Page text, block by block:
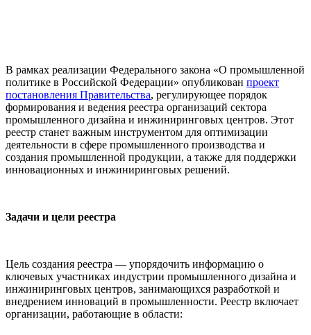
В рамках реализации Федерального закона «О промышленной
политике в Российской Федерации» опубликован проект
постановления Правительства, регулирующее порядок
формирования и ведения реестра организаций сектора
промышленного дизайна и инжиниринговых центров. Этот
реестр станет важным инструментом для оптимизации
деятельности в сфере промышленного производства и
создания промышленной продукции, а также для поддержки
инновационных и инжиниринговых решений.
Задачи и цели реестра
Цель создания реестра — упорядочить информацию о
ключевых участниках индустрии промышленного дизайна и
инжиниринговых центров, занимающихся разработкой и
внедрением инноваций в промышленности. Реестр включает
организации, работающие в области: